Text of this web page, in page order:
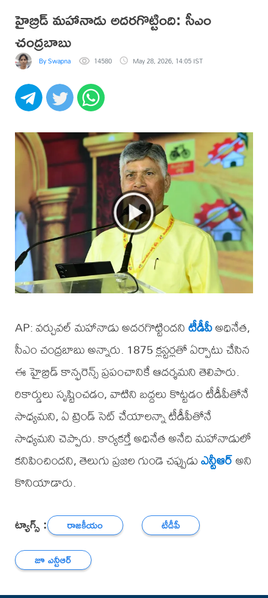
హైబ్రిడ్ మహానాడు అదరగొట్టింది: సీఎం
చంద్రబాబు
By Swapna 14580 May 28, 2026, 14:05 IST
AP: వర్చువల్ మహానాడు అదరగొట్టిందనిటీడీపీఅధినేత,
సీఎం చంద్రబాబు అన్నారు. 1875 క్లస్టర్లతో ఏర్పాటు చేసిన
ఈ హైబ్రిడ్ కాన్ఫరెన్స్ ప్రపంచానికే ఆదర్శమని తెలిపారు.
రికార్డులు సృష్టించడం, వాటిని బద్దలు కొట్టడం టీడీపీతోనే
సాధ్యమని, ఏ ట్రెండ్ సెట్ చేయాలన్నా టీడీపీతోనే
సాధ్యమని చెప్పారు. కార్యకర్తే అధినేత అనేది మహానాడులో
కనిపించిందని, తెలుగు ప్రజల గుండె చప్పుడుఎన్టీఆర్అని
కొనియాడారు.
ట్యాగ్స్ : రాజకీయం
టీడీపీ
జూ ఎన్టీఆర్